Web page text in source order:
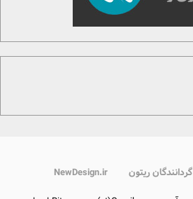
گردانندگان ریتون NewDesign.ir